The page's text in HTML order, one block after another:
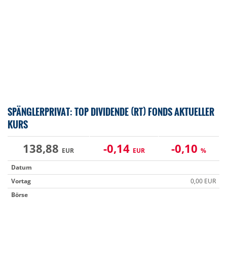
SPÄNGLERPRIVAT: TOP DIVIDENDE (RT) FONDS AKTUELLER
KURS
138,88 EUR -0,14 EUR -0,10 %
Datum
Vortag
0,00 EUR
Börse